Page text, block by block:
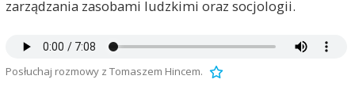
zarządzania zasobami ludzkimi oraz socjologii.
Posłuchaj rozmowy z Tomaszem Hincem.